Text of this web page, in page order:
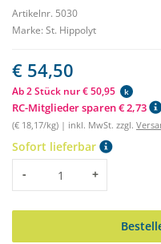
Artikelnr. 5030
Marke: St. Hippolyt
€ 54,50
Ab 2 Stück nur € 50,95 k
RC-Mitglieder sparen € 2,73
(€ 18,17/kg) | inkl. MwSt. zzgl.
Sofort lieferbar
Menge
- +